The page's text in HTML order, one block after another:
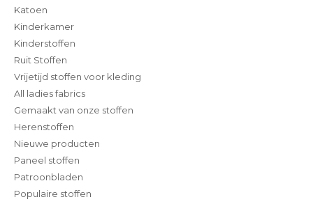
Katoen
Kinderkamer
Kinderstoffen
Ruit Stoffen
Vrijetijd stoffen voor kleding
All ladies fabrics
Gemaakt van onze stoffen
Herenstoffen
Nieuwe producten
Paneel stoffen
Patroonbladen
Populaire stoffen